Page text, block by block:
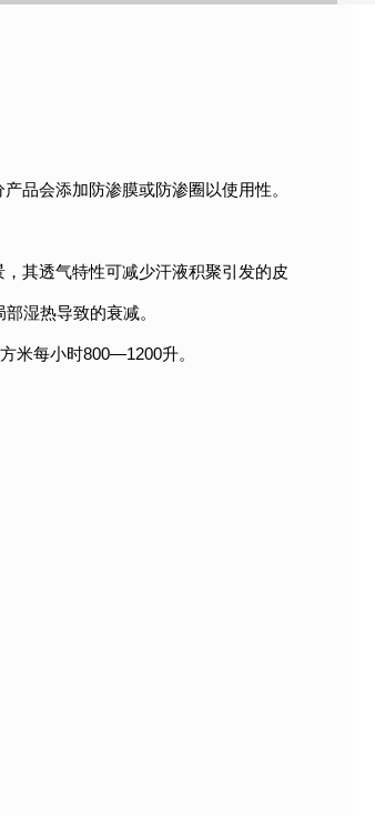
品会添加防渗膜或防渗圈以使用性。
其透气特性可减少汗液积聚引发的皮
湿热导致的衰减。
米每小时800—1200升。